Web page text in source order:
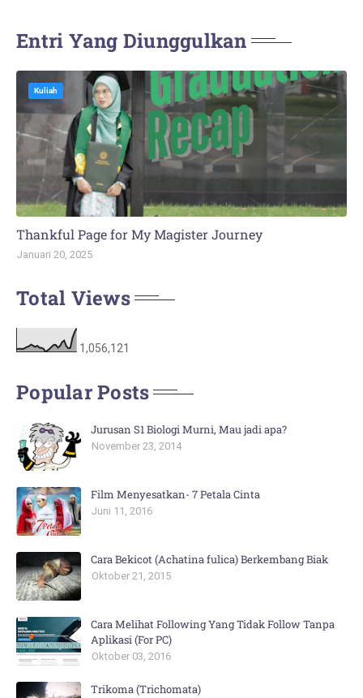
Entri Yang Diunggulkan
Kuliah
Thankful Page for My Magister Journey
Januari 20, 2025
Total Views
1,056,121
Popular Posts
Jurusan S1 Biologi Murni, Mau jadi apa?
November 23, 2014
Film Menyesatkan- 7 Petala Cinta
Juni 11, 2016
Cara Bekicot (Achatina fulica) Berkembang Biak
Oktober 21, 2015
Cara Melihat Following Yang Tidak Follow Tanpa
Aplikasi (For PC)
Oktober 03, 2016
Trikoma (Trichomata)